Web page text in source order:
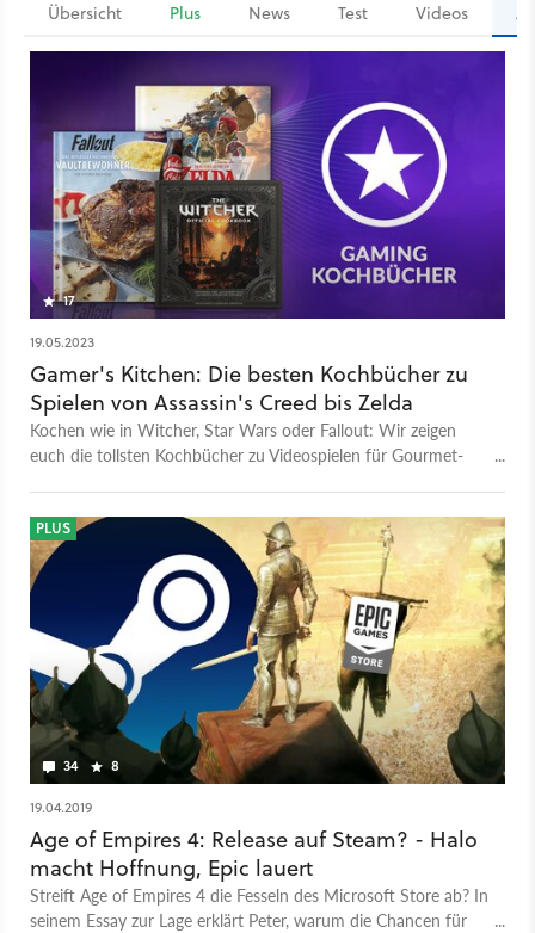
Übersicht Plus News Test Videos
17
19.05.2023
Gamer's Kitchen: Die besten Kochbücher zu
Spielen von Assassin's Creed bis Zelda
Kochen wie in Witcher, Star Wars oder Fallout: Wir zeigen
euch die tollsten Kochbücher zu Videospielen für Gourmet-
34 8
PLUS
19.04.2019
Age of Empires 4: Release auf Steam? - Halo
macht Hoffnung, Epic lauert
Streift Age of Empires 4 die Fesseln des Microsoft Store ab? In
seinem Essay zur Lage erklärt Peter, warum die Chancen für